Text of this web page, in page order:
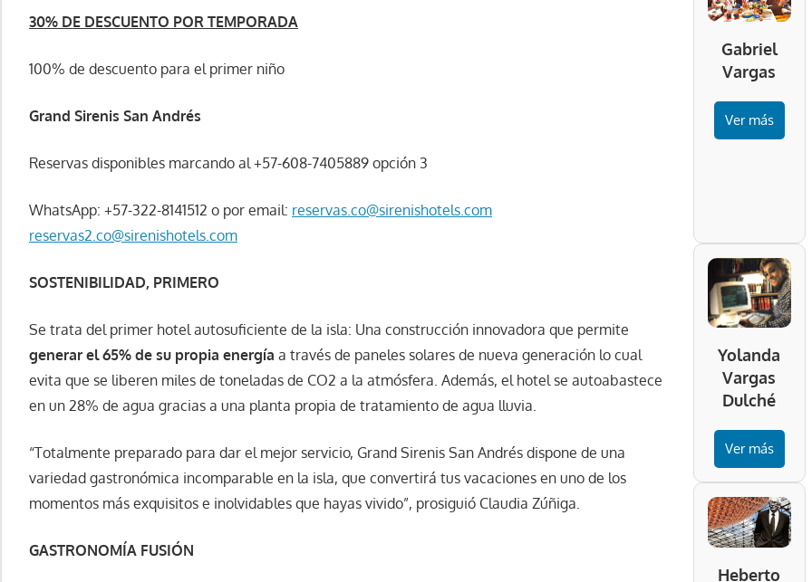
30% DE DESCUENTO POR TEMPORADA
100% de descuento para el primer niño
Grand Sirenis San Andrés
Reservas disponibles marcando al +57-608-7405889 opción 3
WhatsApp: +57-322-8141512 o por email: reservas.co@sirenishotels.com
reservas2.co@sirenishotels.com
SOSTENIBILIDAD, PRIMERO
Se trata del primer hotel autosuficiente de la isla: Una construcción innovadora que permite
generar el 65% de su propia energía a través de paneles solares de nueva generación lo cual
evita que se liberen miles de toneladas de CO2 a la atmósfera. Además, el hotel se autoabastece
en un 28% de agua gracias a una planta propia de tratamiento de agua lluvia.
“Totalmente preparado para dar el mejor servicio, Grand Sirenis San Andrés dispone de una
variedad gastronómica incomparable en la isla, que convertirá tus vacaciones en uno de los
momentos más exquisitos e inolvidables que hayas vivido”, prosiguió Claudia Zúñiga.
GASTRONOMÍA FUSIÓN
Gabriel
Vargas
Ver más
Yolanda
Vargas
Dulché
Ver más
Heberto